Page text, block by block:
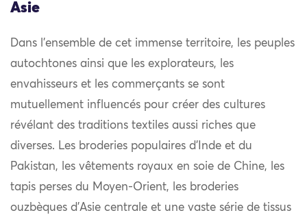
Asie
Dans l’ensemble de cet immense territoire, les peuples
autochtones ainsi que les explorateurs, les
envahisseurs et les commerçants se sont
mutuellement influencés pour créer des cultures
révélant des traditions textiles aussi riches que
diverses. Les broderies populaires d’Inde et du
Pakistan, les vêtements royaux en soie de Chine, les
tapis perses du Moyen-Orient, les broderies
ouzbèques d’Asie centrale et une vaste série de tissus